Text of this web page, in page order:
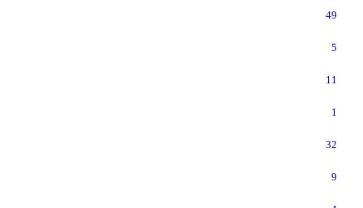
49
5
11
1
32
9